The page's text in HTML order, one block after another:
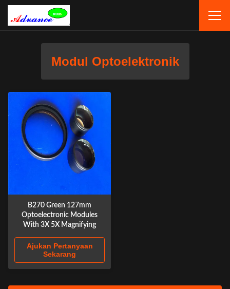
Modul Optoelektronik
B270 Green 127mm
Optoelectronic Modules
With 3X 5X Magnifying
Ajukan Pertanyaan
Sekarang